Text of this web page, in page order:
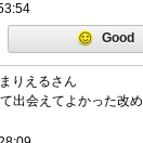
Good
りえるさん
出会えてよかった改